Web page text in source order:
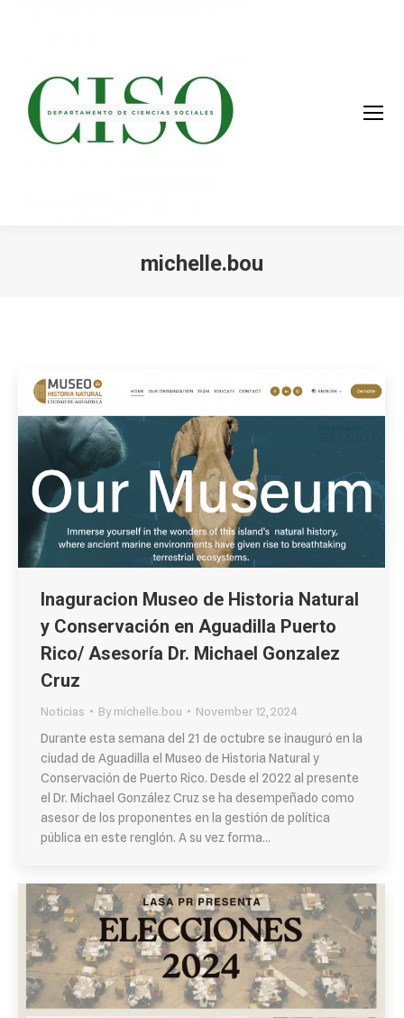
michelle.bou
Inaguracion Museo de Historia Natural
y Conservación en Aguadilla Puerto
Rico/ Asesoría Dr. Michael Gonzalez
Cruz
Noticias Bymichelle.bou
November 12, 2024
Durante esta semana del 21 de octubre se inauguró en la
ciudad de Aguadilla el Museo de Historia Natural y
Conservación de Puerto Rico. Desde el 2022 al presente
el Dr. Michael González Cruz se ha desempeñado como
asesor de los proponentes en la gestión de política
pública en este renglón. A su vez forma…